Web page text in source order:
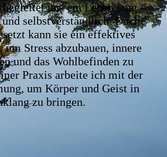
begleitet uns ein Leben lang –
selbstverständlich. Doch
kann sie ein effektives
um Stress abzubauen, innere
und das Wohlbefinden zu
Praxis arbeite ich mit der
um Körper und Geist in
zu bringen.